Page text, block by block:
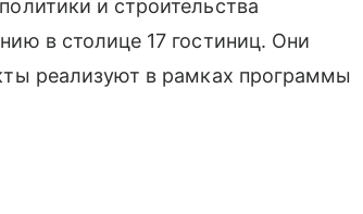
и строительства
в столице 17 гостиниц. Они
реализуют в рамках программы